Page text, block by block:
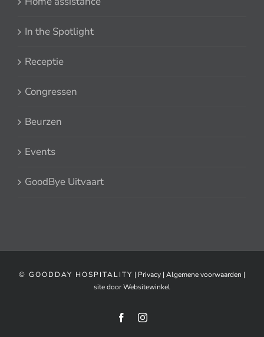
In the Spotlight
Receptie
Congressen
Beurzen
Events
GoodBye Uitvaart
© GOODDAY HOSPITALITY | Privacy | Algemene voorwaarden |
site door Websitewinkel
FacebookInstagram